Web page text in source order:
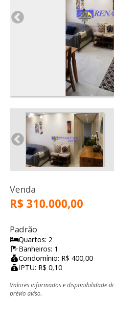
Venda
R$ 310.000,00
Padrão
Quartos: 2
Banheiros: 1
Condomínio: R$ 400,00
IPTU: R$ 0,10
Valores informados e disponibilidade
prévio aviso.